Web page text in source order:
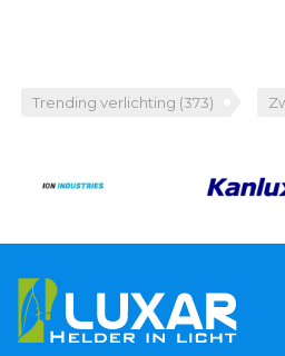
Trending verlichting (373)